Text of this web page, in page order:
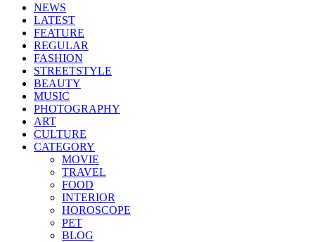
NEWS
LATEST
FEATURE
REGULAR
FASHION
STREETSTYLE
BEAUTY
MUSIC
PHOTOGRAPHY
ART
CULTURE
CATEGORY
MOVIE
TRAVEL
FOOD
INTERIOR
HOROSCOPE
PET
BLOG